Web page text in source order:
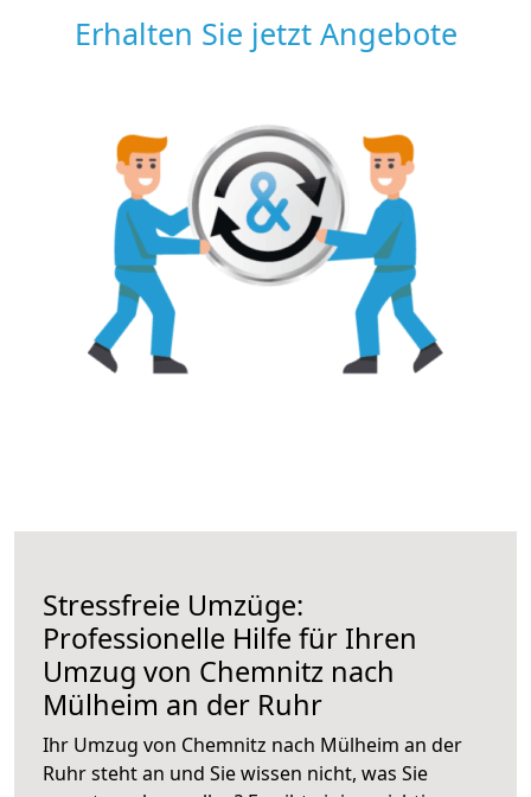
Erhalten Sie jetzt Angebote
Stressfreie Umzüge:
Professionelle Hilfe für Ihren
Umzug von Chemnitz nach
Mülheim an der Ruhr
Ihr Umzug von Chemnitz nach Mülheim an der
Ruhr steht an und Sie wissen nicht, was Sie